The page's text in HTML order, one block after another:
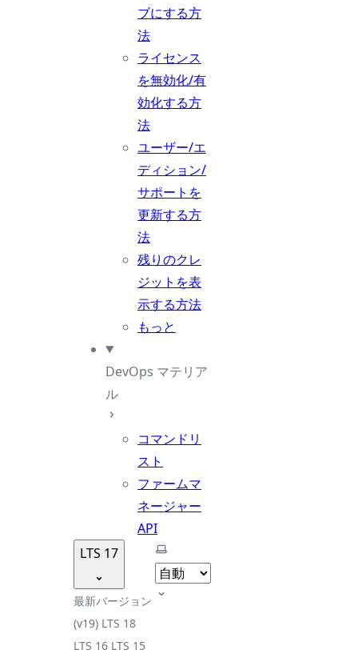
ブにする方
法
ライセンス
を無効化/有
効化する方
法
ユーザー/エ
ディション/
サポートを
更新する方
法
残りのクレ
ジットを表
示する方法
もっと
DevOps マテリア
ル
コマンドリ
スト
ファームマ
ネージャー
API
LTS 17
最新バージョン
(v19) LTS 18
LTS 16 LTS 15
テーマを選択